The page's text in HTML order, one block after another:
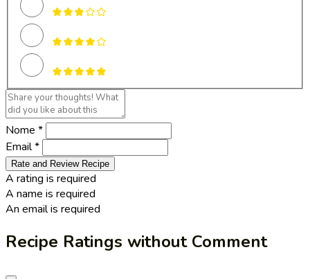
Nome *
Email *
Rate and Review Recipe
A rating is required
A name is required
An email is required
Recipe Ratings without Comment